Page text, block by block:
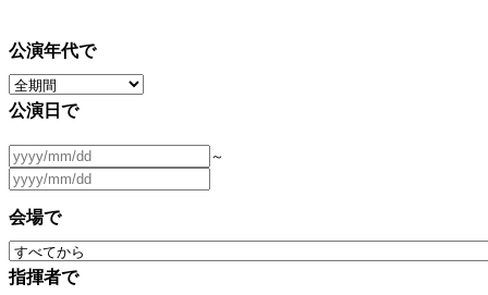
公演年代で
公演日で
～
会場で
指揮者で